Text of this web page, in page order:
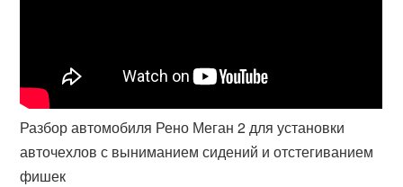
Разбор автомобиля Рено Меган 2 для установки
авточехлов с выниманием сидений и отстегиванием
фишек